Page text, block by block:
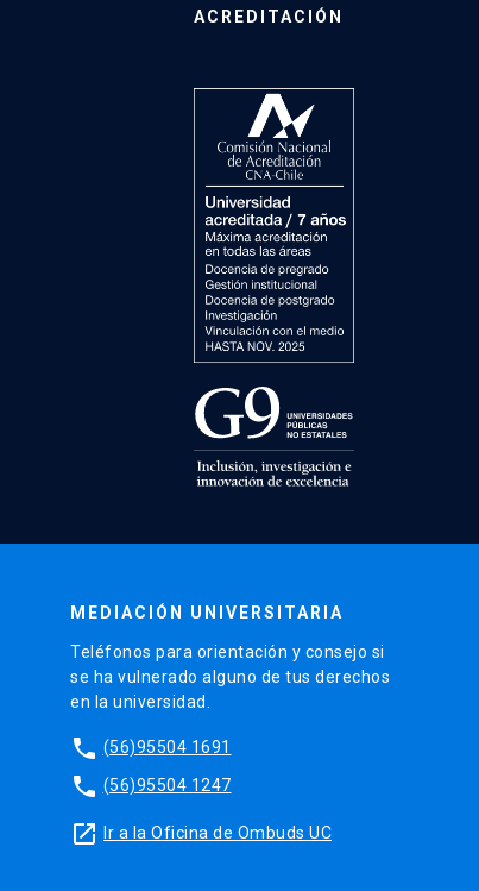
ACREDITACIÓN
MEDIACIÓN UNIVERSITARIA
Teléfonos para orientación y consejo si
se ha vulnerado alguno de tus derechos
en la universidad.
phone (56)95504 1691
phone (56)95504 1247
launch Ir a la Oficina de Ombuds UC